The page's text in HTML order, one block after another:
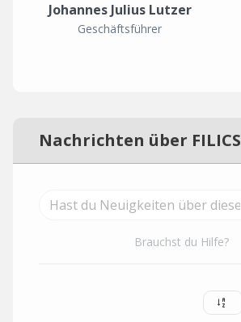
Johannes Julius Lutzer
Geschäftsführer
Nachrichten über FILICS
Brauchst du Hilfe?